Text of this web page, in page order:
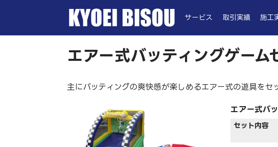
サービス 取引実績 施工
エアー式バッティングゲーム
主にバッティングの爽快感が楽しめるエアー式の遊具をセ
エアー式バ
セット内容